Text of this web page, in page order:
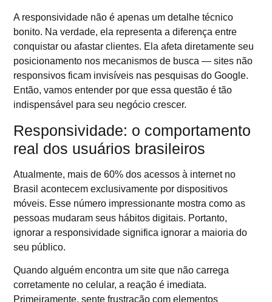
A responsividade não é apenas um detalhe técnico
bonito. Na verdade, ela representa a diferença entre
conquistar ou afastar clientes. Ela afeta diretamente seu
posicionamento nos mecanismos de busca — sites não
responsivos ficam invisíveis nas pesquisas do Google.
Então, vamos entender por que essa questão é tão
indispensável para seu negócio crescer.
Responsividade: o comportamento
real dos usuários brasileiros
Atualmente, mais de 60% dos acessos à internet no
Brasil acontecem exclusivamente por dispositivos
móveis. Esse número impressionante mostra como as
pessoas mudaram seus hábitos digitais. Portanto,
ignorar a responsividade significa ignorar a maioria do
seu público.
Quando alguém encontra um site que não carrega
corretamente no celular, a reação é imediata.
Primeiramente, sente frustração com elementos